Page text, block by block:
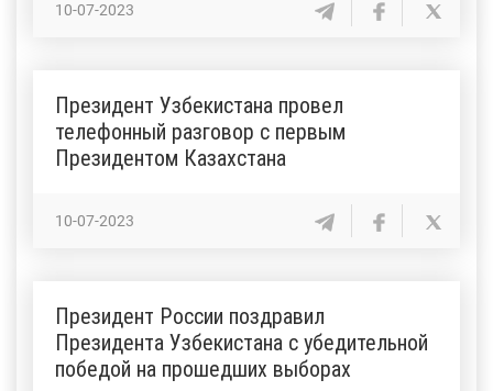
10-07-2023
Президент Узбекистана провел
телефонный разговор с первым
Президентом Казахстана
10-07-2023
Президент России поздравил
Президента Узбекистана с убедительной
победой на прошедших выборах